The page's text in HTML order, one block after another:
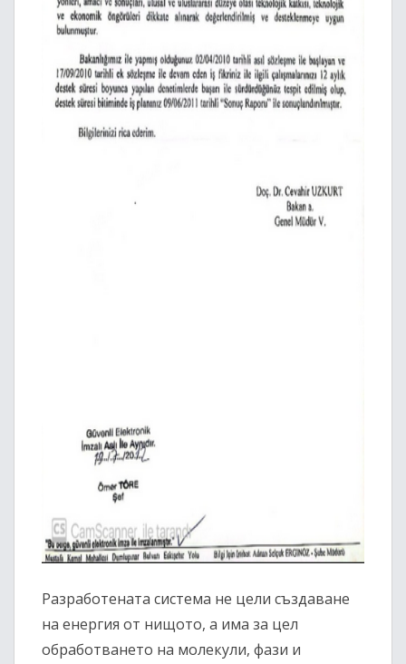
Разработената система не цели създаване
на енергия от нищото, а има за цел
обработването на молекули, фази и